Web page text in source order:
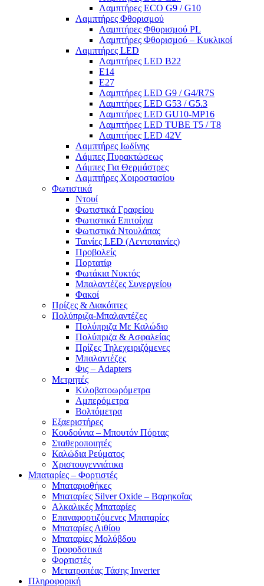
Λαμπτήρες ECO G9 / G10
Λαμπτήρες Φθορισμού
Λαμπτήρες Φθορισμού PL
Λαμπτήρες Φθορισμού – Κυκλικοί
Λαμπτήρες LED
Λαμπτήρες LED B22
E14
E27
Λαμπτήρες LED G9 / G4/R7S
Λαμπτήρες LED G53 / G5.3
Λαμπτήρες LED GU10-ΜΡ16
Λαμπτήρες LED TUBE T5 / T8
Λαμπτήρες LED 42V
Λαμπτήρες Ιωδίνης
Λάμπες Πυρακτώσεως
Λάμπες Για Θερμάστρες
Λαμπτήρες Χοιροστασίου
Φωτιστικά
Ντουί
Φωτιστικά Γραφείου
Φωτιστικά Επιτοίχια
Φωτιστικά Ντουλάπας
Ταινίες LED (Λεντοταινίες)
Προβολείς
Πορτατίφ
Φωτάκια Νυκτός
Μπαλαντέζες Συνεργείου
Φακοί
Πρίζες & Διακόπτες
Πολύπριζα-Μπαλαντέζες
Πολύπριζα Με Καλώδιο
Πολύπριζα & Ασφαλείας
Πρίζες Τηλεχειριζόμενες
Μπαλαντέζες
Φις – Adapters
Μετρητές
Κιλοβατοωρόμετρα
Αμπερόμετρα
Βολτόμετρα
Εξαεριστήρες
Κουδούνια – Μπουτόν Πόρτας
Σταθεροποιητές
Καλώδια Ρεύματος
Χριστουγεννιάτικα
Μπαταρίες – Φορτιστές
Μπαταριοθήκες
Μπαταρίες Silver Oxide – Βαρηκοΐας
Αλκαλικές Μπαταρίες
Επαναφορτιζόμενες Μπαταρίες
Μπαταρίες Λιθίου
Μπαταρίες Μολύβδου
Τροφοδοτικά
Φορτιστές
Μετατροπέας Τάσης Inverter
Πληροφορική